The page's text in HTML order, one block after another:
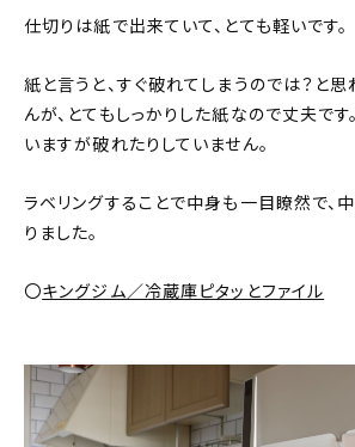
仕切りは紙で出来ていて、とても軽いです。
紙と言うと、すぐ破れてしまうのでは？と
んが、とてもしっかりした紙なので丈夫です
いますが破れたりしていません。
ラベリングすることで中身も一目瞭然で、
りました。
〇キングジム／冷蔵庫ピタッとファイル